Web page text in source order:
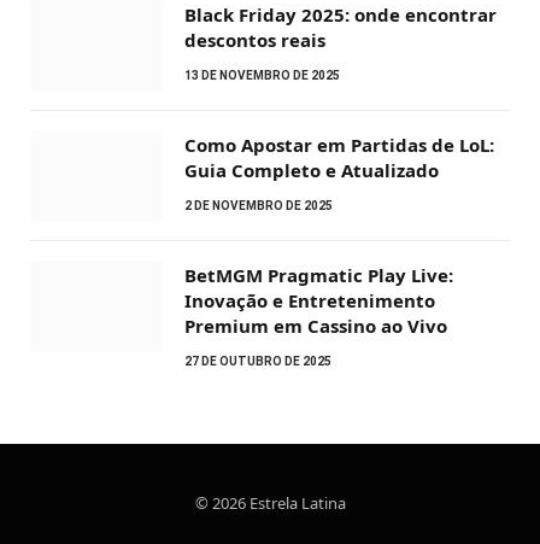
Black Friday 2025: onde encontrar
descontos reais
13 DE NOVEMBRO DE 2025
Como Apostar em Partidas de LoL:
Guia Completo e Atualizado
2 DE NOVEMBRO DE 2025
BetMGM Pragmatic Play Live:
Inovação e Entretenimento
Premium em Cassino ao Vivo
27 DE OUTUBRO DE 2025
© 2026 Estrela Latina